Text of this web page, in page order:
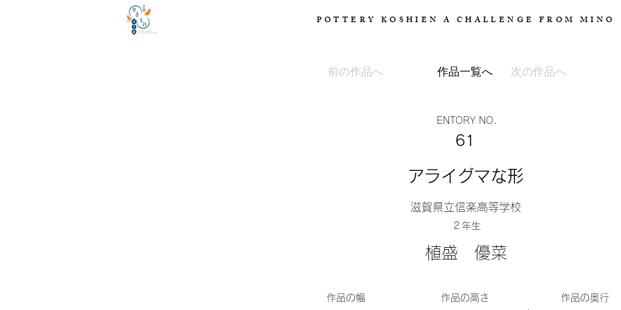
POTTERY KOSHIEN A CHALLENGE FROM MINO
前の作品へ 作品一覧へ 次の作品へ
ENTORY NO.
61
アライグマな形
滋賀県立信楽高等学校
​年生
2
植盛 優菜
​作品の幅 ​作品の高さ ​作品の奥行